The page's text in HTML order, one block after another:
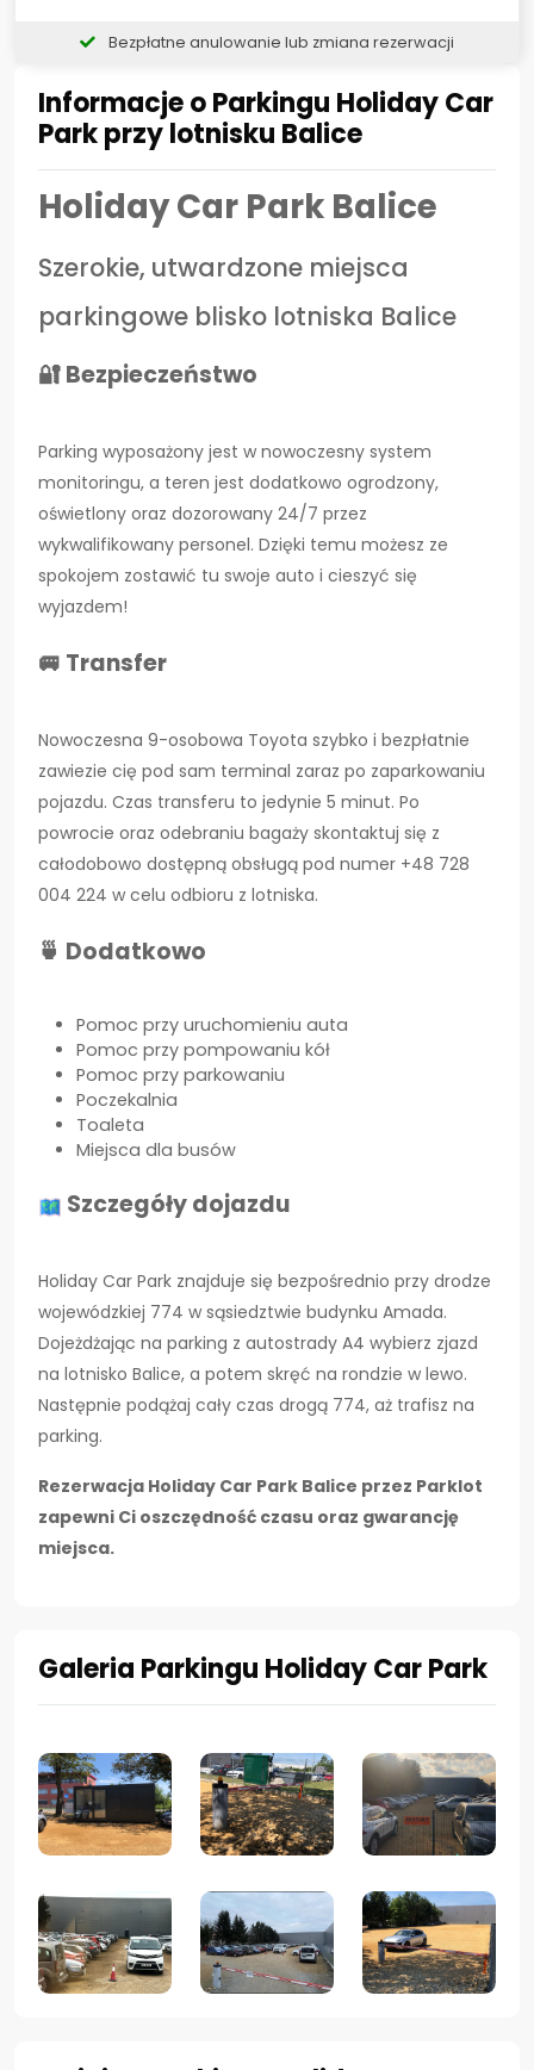
Informacje o Parkingu Holiday Car
Park przy lotnisku Balice
Holiday Car Park Balice
Szerokie, utwardzone miejsca
parkingowe blisko lotniska Balice
🔐 Bezpieczeństwo
Parking wyposażony jest w nowoczesny system
monitoringu, a teren jest dodatkowo ogrodzony,
oświetlony oraz dozorowany 24/7 przez
wykwalifikowany personel. Dzięki temu możesz ze
spokojem zostawić tu swoje auto i cieszyć się
wyjazdem!
🚐 Transfer
Nowoczesna 9-osobowa Toyota szybko i bezpłatnie
zawiezie cię pod sam terminal zaraz po zaparkowaniu
pojazdu. Czas transferu to jedynie 5 minut. Po
powrocie oraz odebraniu bagaży skontaktuj się z
całodobowo dostępną obsługą pod numer +48 728
004 224 w celu odbioru z lotniska.
🍵 Dodatkowo
Pomoc przy uruchomieniu auta
Pomoc przy pompowaniu kół
Pomoc przy parkowaniu
Poczekalnia
Toaleta
Miejsca dla busów
Szczegóły dojazdu
Holiday Car Park znajduje się bezpośrednio przy drodze
wojewódzkiej 774 w sąsiedztwie budynku Amada.
Dojeżdżając na parking z autostrady A4 wybierz zjazd
na lotnisko Balice, a potem skręć na rondzie w lewo.
Następnie podążaj cały czas drogą 774, aż trafisz na
parking.
Rezerwacja Holiday Car Park Balice przez Parklot
zapewni Ci oszczędność czasu oraz gwarancję
miejsca.
Galeria Parkingu Holiday Car Park
Bezpłatne anulowanie lub zmiana rezerwacji